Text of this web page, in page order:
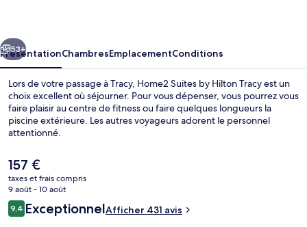
Tracy
Suivant
53+
PrésentationChambresEmplacementConditions
Lors de votre passage à Tracy, Home2 Suites by Hilton Tracy est un
choix excellent où séjourner. Pour vous dépenser, vous pourrez vous
faire plaisir au centre de fitness ou faire quelques longueurs la
piscine extérieure. Les autres voyageurs adorent le personnel
attentionné.
Le
prix
actuel
est
de
157 €
taxes et frais compris
9 août - 10 août
Avis
voyageurs
9,49,4 sur 10
ExceptionnelAfficher 431 avis